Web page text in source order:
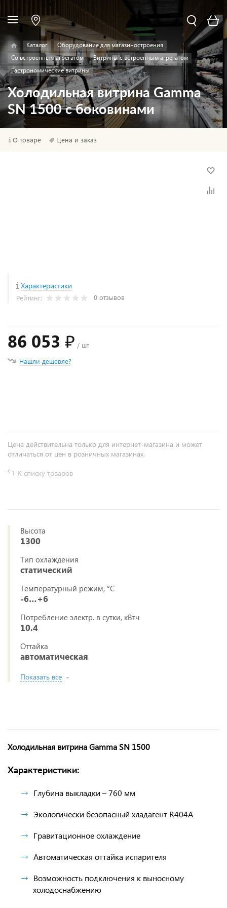
Каталог
Оборудование для магазиностроения
Со встроенным агрегатом
Витрины с встроенным агрегатом
Гастрономические витрины
Холодильная витрина Gamma
SN 1500 с боковинами
О товаре Цена и заказ
Характеристики
Рейтинг: 0 отзывов
86 053 ₽ / шт
Нашли дешевле?
Цена действительна только для интернет-магазина и может
отличаться от цен в розничных магазинах.
К списку товаров
Высота
1300
Тип охлаждения
статический
Температурный режим, °C
-6…+6
Потребление электр. в сутки, кВтч
10.4
Оттайка
автоматическая
Показать все
Холодильная витрина Gamma SN 1500
Характеристики:
Глубина выкладки – 760 мм
Экологически безопасный хладагент R404A
Гравитационное охлаждение
Автоматическая оттайка испарителя
Возможность подключения к выносному
холодоснабжению